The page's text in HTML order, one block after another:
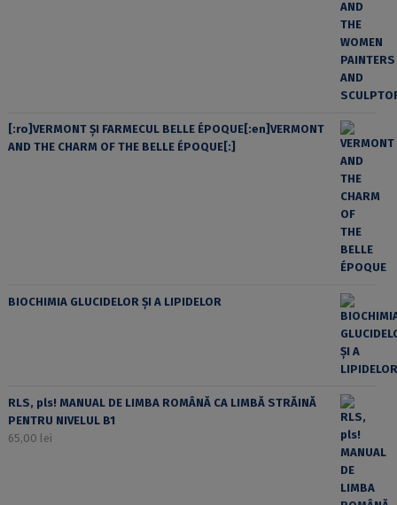
[:ro]VERMONT ȘI FARMECUL BELLE ÉPOQUE[:en]VERMONT
AND THE CHARM OF THE BELLE ÉPOQUE[:]
BIOCHIMIA GLUCIDELOR ȘI A LIPIDELOR
RLS, pls! MANUAL DE LIMBA ROMÂNĂ CA LIMBĂ STRĂINĂ
PENTRU NIVELUL B1
65,00 lei